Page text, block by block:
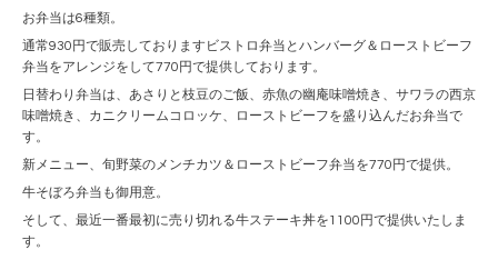
お弁当は6種類。
通常930円で販売しておりますビストロ弁当とハンバーグ＆ローストビーフ
弁当をアレンジをして770円で提供しております。
日替わり弁当は、あさりと枝豆のご飯、赤魚の幽庵味噌焼き、サワラの西京
味噌焼き、カニクリームコロッケ、ローストビーフを盛り込んだお弁当で
す。
新メニュー、旬野菜のメンチカツ＆ローストビーフ弁当を770円で提供。
牛そぼろ弁当も御用意。
そして、最近一番最初に売り切れる牛ステーキ丼を1100円で提供いたしま
す。